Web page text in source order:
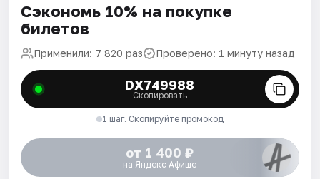
Сэкономь 10% на покупке
билетов
Применили: 7 820 раз Проверено: 1 минуту назад
DX749988
Скопировать
1 шаг. Скопируйте промокод
от 1 400 ₽
на Яндекс Афише